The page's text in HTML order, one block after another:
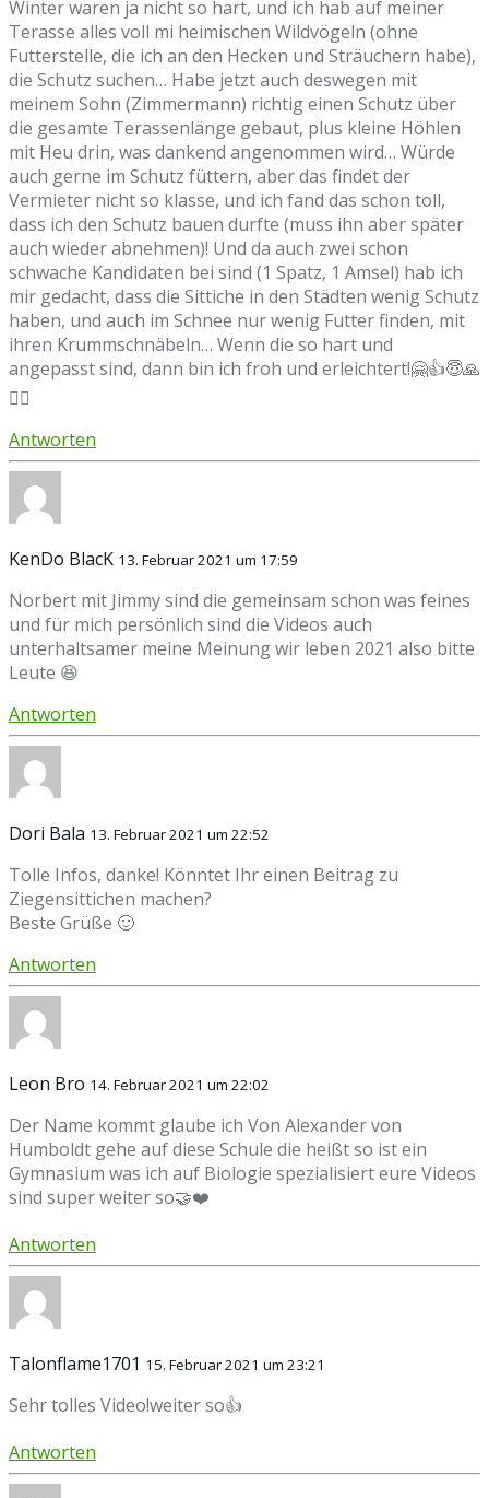
Winter waren ja nicht so hart, und ich hab auf meiner
Terasse alles voll mi heimischen Wildvögeln (ohne
Futterstelle, die ich an den Hecken und Sträuchern habe),
die Schutz suchen… Habe jetzt auch deswegen mit
meinem Sohn (Zimmermann) richtig einen Schutz über
die gesamte Terassenlänge gebaut, plus kleine Höhlen
mit Heu drin, was dankend angenommen wird… Würde
auch gerne im Schutz füttern, aber das findet der
Vermieter nicht so klasse, und ich fand das schon toll,
dass ich den Schutz bauen durfte (muss ihn aber später
auch wieder abnehmen)! Und da auch zwei schon
schwache Kandidaten bei sind (1 Spatz, 1 Amsel) hab ich
mir gedacht, dass die Sittiche in den Städten wenig Schutz
haben, und auch im Schnee nur wenig Futter finden, mit
ihren Krummschnäbeln… Wenn die so hart und
angepasst sind, dann bin ich froh und erleichtert!🤗👍😇🙏
🙋‍♀️
Antworten
KenDo BlacK 13. Februar 2021 um 17:59
Norbert mit Jimmy sind die gemeinsam schon was feines
und für mich persönlich sind die Videos auch
unterhaltsamer meine Meinung wir leben 2021 also bitte
Leute 😆
Antworten
Dori Bala 13. Februar 2021 um 22:52
Tolle Infos, danke! Könntet Ihr einen Beitrag zu
Ziegensittichen machen?
Beste Grüße 🙂
Antworten
Leon Bro 14. Februar 2021 um 22:02
Der Name kommt glaube ich Von Alexander von
Humboldt gehe auf diese Schule die heißt so ist ein
Gymnasium was ich auf Biologie spezialisiert eure Videos
sind super weiter so🤝❤️
Antworten
Talonflame1701 15. Februar 2021 um 23:21
Sehr tolles Video!weiter so👍
Antworten